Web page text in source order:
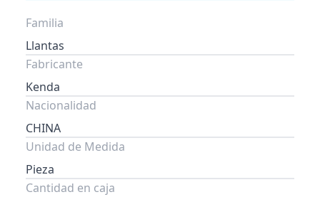
Familia
Llantas
Fabricante
Kenda
Nacionalidad
CHINA
Unidad de Medida
Pieza
Cantidad en caja